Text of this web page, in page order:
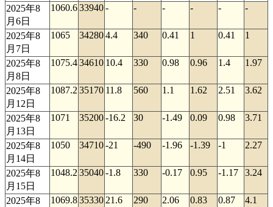
2025年8
月6日
1060.633940- - - - - -
2025年8
月7日
1065 342804.4 340 0.41 1 0.41 1
2025年8
月8日
1075.434610 10.4 330 0.98 0.96 1.4 1.97
2025年8
月12日
1087.2 35170 11.8 560 1.1 1.62 2.51 3.62
2025年8
月13日
1071 35200-16.2 30 -1.49 0.09 0.98 3.71
2025年8
月14日
1050 34710-21 -490 -1.96 -1.39 -1 2.27
2025年8
月15日
1048.2 35040-1.8 330 -0.17 0.95 -1.17 3.24
2025年8
1069.835330 21.6 290 2.06 0.83 0.87 4.1